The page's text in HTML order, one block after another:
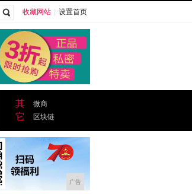
收藏网站 设置首页
其
它
微商
区块链
广告